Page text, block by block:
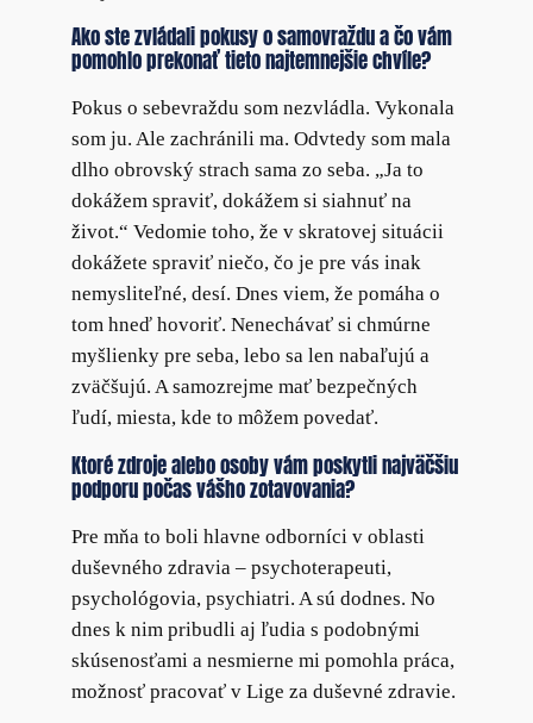
Ako ste zvládali pokusy o samovraždu a čo vám
pomohlo prekonať tieto najtemnejšie chvíle?
Pokus o sebevraždu som nezvládla. Vykonala
som ju. Ale zachránili ma. Odvtedy som mala
dlho obrovský strach sama zo seba. „Ja to
dokážem spraviť, dokážem si siahnuť na
život.“ Vedomie toho, že v skratovej situácii
dokážete spraviť niečo, čo je pre vás inak
nemysliteľné, desí. Dnes viem, že pomáha o
tom hneď hovoriť. Nenechávať si chmúrne
myšlienky pre seba, lebo sa len nabaľujú a
zväčšujú. A samozrejme mať bezpečných
ľudí, miesta, kde to môžem povedať.
Ktoré zdroje alebo osoby vám poskytli najväčšiu
podporu počas vášho zotavovania?
Pre mňa to boli hlavne odborníci v oblasti
duševného zdravia – psychoterapeuti,
psychológovia, psychiatri. A sú dodnes. No
dnes k nim pribudli aj ľudia s podobnými
skúsenosťami a nesmierne mi pomohla práca,
možnosť pracovať v Lige za duševné zdravie.